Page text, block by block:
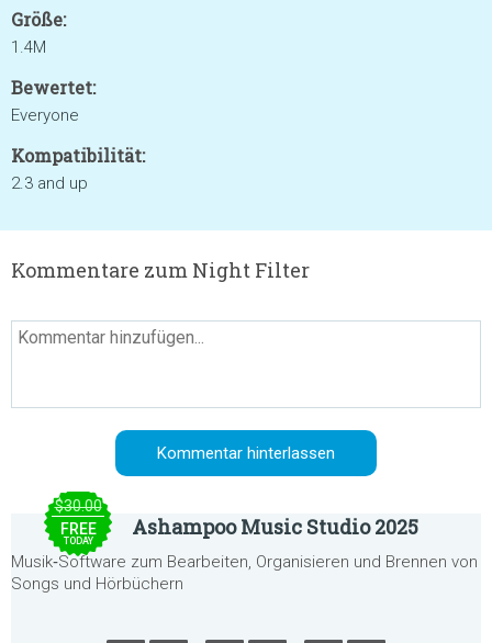
Größe:
1.4M
Bewertet:
Everyone
Kompatibilität:
2.3 and up
Kommentare zum Night Filter
$30.00
FREE
TODAY
Ashampoo Music Studio 2025
Musik‑Software zum Bearbeiten, Organisieren und Brennen von
Songs und Hörbüchern